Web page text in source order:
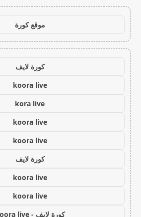
موقع كورة
كورة لايف
koora live
kora live
koora live
koora live
كورة لايف
koora live
koora live
كورة لايف - koora live